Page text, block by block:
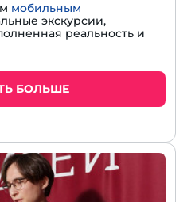
мобильным
экскурсии,
реальность и
БОЛЬШЕ